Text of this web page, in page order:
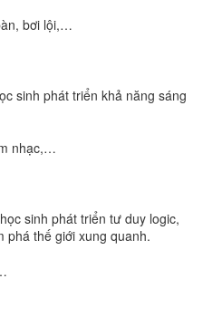
bơi lội,…
sinh phát triển khả năng sáng
nhạc,…
sinh phát triển tư duy logic,
phá thế giới xung quanh.